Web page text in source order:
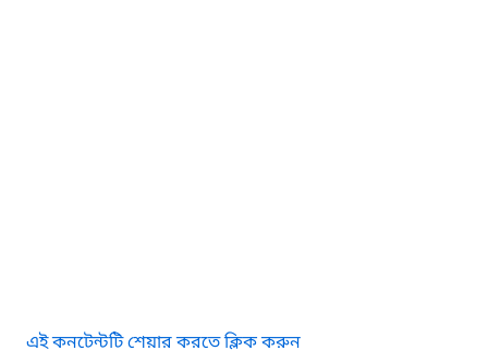
এই কনটেন্টটি শেয়ার করতে ক্লিক করুন